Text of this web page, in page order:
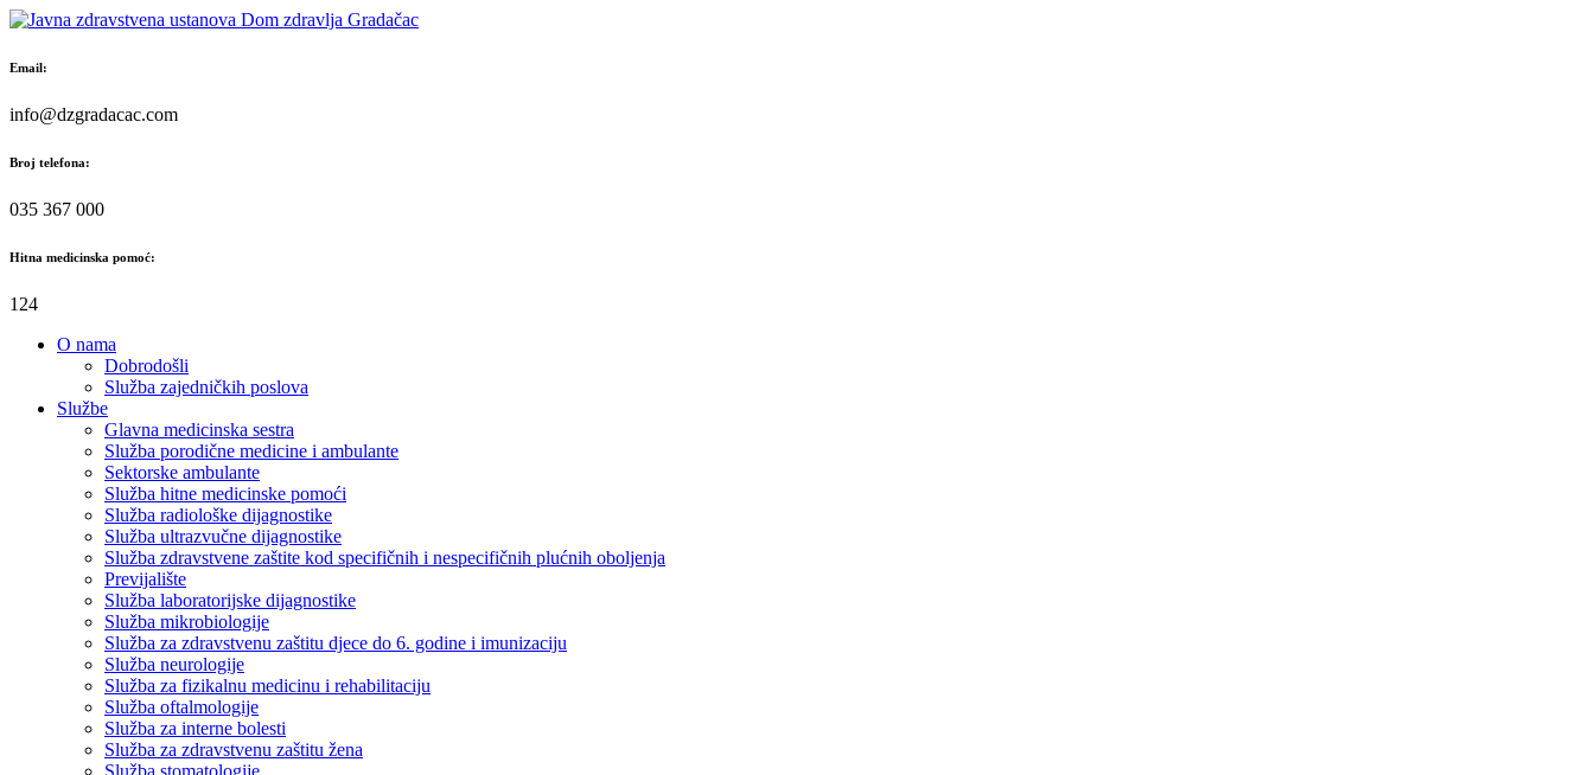
Skip
content
Email:
info@dzgradacac.com
Broj telefona:
035 367 000
Hitna medicinska pomoć:
124
O nama
Dobrodošli
Služba zajedničkih poslova
Službe
Glavna medicinska sestra
Služba porodične medicine i ambulante
Sektorske ambulante
Služba hitne medicinske pomoći
Služba radiološke dijagnostike
Služba ultrazvučne dijagnostike
Služba zdravstvene zaštite kod specifičnih i nespecifičnih plućnih oboljenja
Previjalište
Služba laboratorijske dijagnostike
Služba mikrobiologije
Služba za zdravstvenu zaštitu djece do 6. godine i imunizaciju
Služba neurologije
Služba za fizikalnu medicinu i rehabilitaciju
Služba oftalmologije
Služba za interne bolesti
Služba za zdravstvenu zaštitu žena
Služba stomatologije